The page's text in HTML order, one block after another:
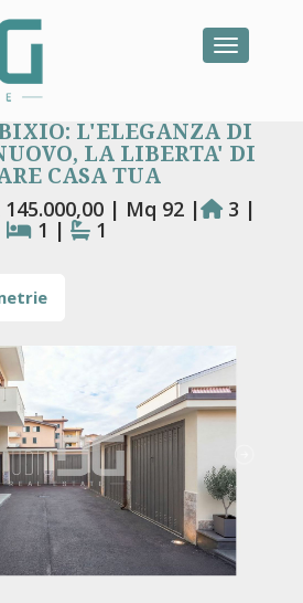
Toggle
L'ELEGANZA DI
LA LIBERTA' DI
CASA TUA
145.000,00 | Mq 92 | 3 |
1 | 1